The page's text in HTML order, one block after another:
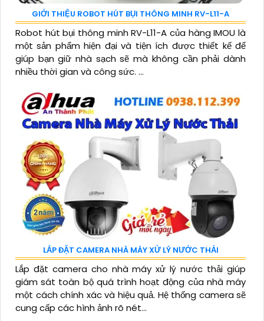
GIỚI THIỆU ROBOT HÚT BỤI THÔNG MINH RV-L11-A
Robot hút bụi thông minh RV-L11-A của hàng IMOU là
một sản phẩm hiện đại và tiện ích được thiết kế để
giúp bạn giữ nhà sạch sẽ mà không cần phải dành
nhiều thời gian và công sức. ...
LẮP ĐẶT CAMERA NHÀ MÁY XỬ LÝ NƯỚC THẢI
Lắp đặt camera cho nhà máy xử lý nước thải giúp
giám sát toàn bộ quá trình hoạt động của nhà máy
một cách chính xác và hiệu quả. Hệ thống camera sẽ
cung cấp các hình ảnh rõ nét...